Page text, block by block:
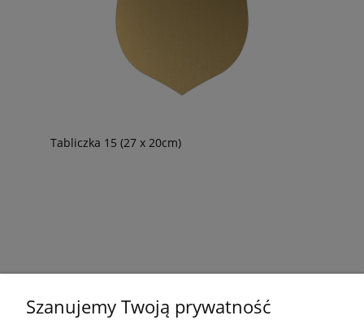
Tabliczka 15 (27 x 20cm)
Szanujemy Twoją prywatność